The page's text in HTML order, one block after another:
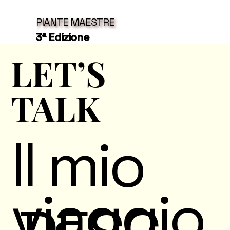
PIANTE MAESTRE
3ª Edizione
LET’S
TALK
LET’S
TALK
Il mio